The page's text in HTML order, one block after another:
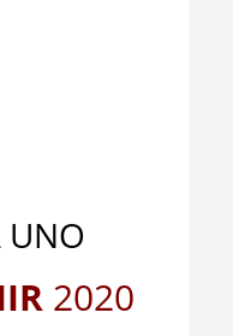
UNO
2020